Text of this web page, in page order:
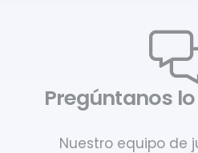
Pregúntanos
Nuestro equipo de